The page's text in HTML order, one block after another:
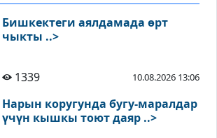
Бишкектеги аялдамада өрт
чыкты ..>
1339 10.08.2026 13:06
Нарын коругунда бугу-маралдар
үчүн кышкы тоют даяр ..>